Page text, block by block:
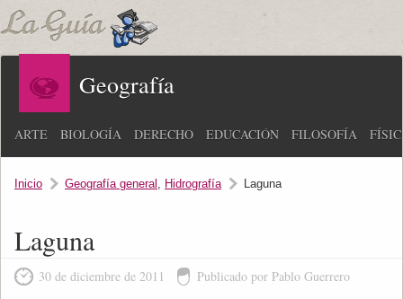
Geografía
ARTE BIOLOGÍA DERECHO EDUCACIÓN FILOSOFÍA
Inicio Geografía general , Hidrografía Laguna
Laguna
30 de diciembre de 2011 Publicado por Pablo Guerrero